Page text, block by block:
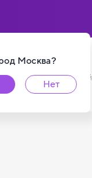
Москва?
Нет
карт пользователей